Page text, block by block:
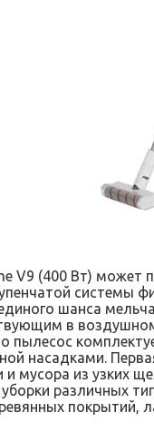
V9 (400 Вт) может
системы
шанса
в
пылесос
насадками.
мусора из узких
различных
покрытий,